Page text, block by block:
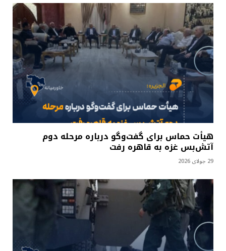
هیأت حماس برای گفت‌وگو درباره مرحله دوم
آتش‌بس غزه به قاهره رفت
29 جولای 2026